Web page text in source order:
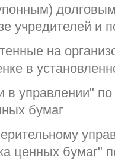
учредителей и
на
в
управлении"
бумаг
ценных бумаг"